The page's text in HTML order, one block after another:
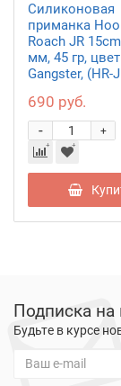
Силиконовая
приманка
Roach JR
мм, 45 гр,
Gangster, (HR-
690 руб.
+
-
Подписка на
Будьте в курсе